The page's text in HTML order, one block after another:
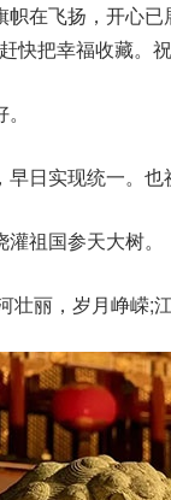
帜在飞扬，开心
快把幸福收藏。
日实现统一。也
祖国参天大树。
壮丽，岁月峥嵘;